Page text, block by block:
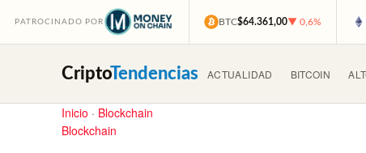
PATROCINADO POR BTC$64.361,00▼ 0,6%
CriptoTendencias ACTUALIDAD BITCOIN
Inicio · Blockchain
Blockchain